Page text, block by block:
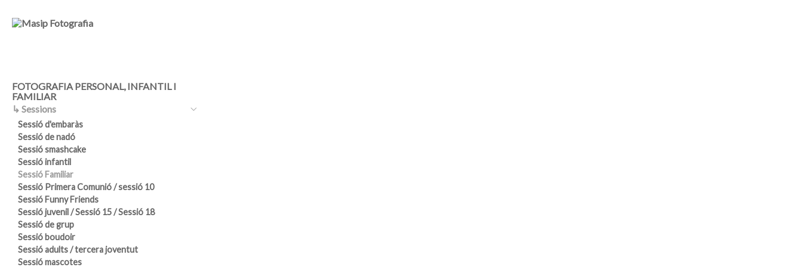
FOTOGRAFIA PERSONAL, INFANTIL I
FAMILIAR
↳ Sessions
Sessió d'embaràs
Sessió de nadó
Sessió smashcake
Sessió infantil
Sessió Familiar
Sessió Primera Comunió / sessió 10
Sessió Funny Friends
Sessió juvenil / Sessió 15 / Sessió 18
Sessió de grup
Sessió boudoir
Sessió adults / tercera joventut
Sessió mascotes